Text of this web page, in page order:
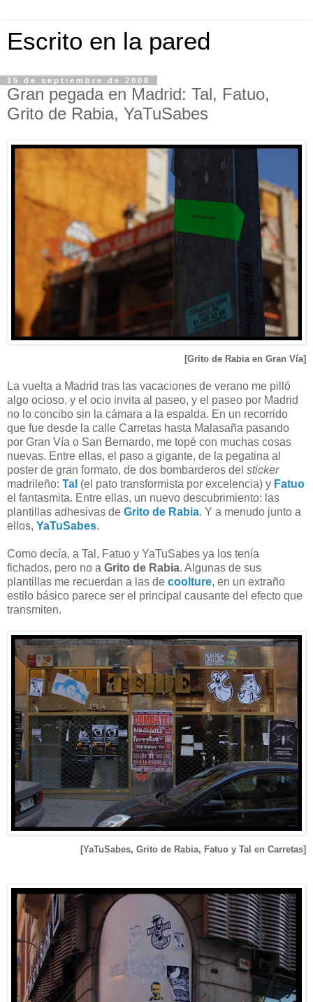
Escrito en la pared
15 de septiembre de 2008
Gran pegada en Madrid: Tal, Fatuo,
Grito de Rabia, YaTuSabes
[Grito de Rabia en Gran Vía]
La vuelta a Madrid tras las vacaciones de verano me pilló
algo ocioso, y el ocio invita al paseo, y el paseo por Madrid
no lo concibo sin la cámara a la espalda. En un recorrido
que fue desde la calle Carretas hasta Malasaña pasando
por Gran Vía o San Bernardo, me topé con muchas cosas
nuevas. Entre ellas, el paso a gigante, de la pegatina al
poster de gran formato, de dos bombarderos del sticker
madrileño: Tal (el pato transformista por excelencia) y Fatuo
el fantasmita. Entre ellas, un nuevo descubrimiento: las
plantillas adhesivas de Grito de Rabia. Y a menudo junto a
ellos, YaTuSabes.
Como decía, a Tal, Fatuo y YaTuSabes ya los tenía
fichados, pero no a Grito de Rabia. Algunas de sus
plantillas me recuerdan a las de coolture, en un extraño
estilo básico parece ser el principal causante del efecto que
transmiten.
[YaTuSabes, Grito de Rabia, Fatuo y Tal en Carretas]